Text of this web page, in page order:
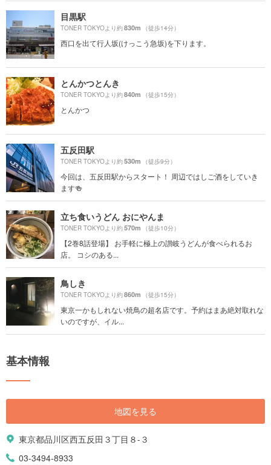
目黒駅
TONER TOKYOより約830m （徒歩14分）
西口を出て行人坂(けっこう急坂)を下ります。
とんかつとんき
TONER TOKYOより約840m （徒歩15分）
とんかつ
五反田駅
TONER TOKYOより約530m （徒歩9分）
今回は、五反田駅からスタート！ 周辺ではしご酒をしていき
ます🍻
立ち食いうどん おにやんま
TONER TOKYOより約570m （徒歩10分）
【2巻8話登場】 お手軽に極上の讃岐うどんが食べられるお
店。 コシのある...
鳥しき
TONER TOKYOより約860m （徒歩15分）
東京一かもしれない焼鳥の超名店です。予約はまあ絶対取れな
いのですが、イル...
基本情報
地図を見る
東京都品川区西五反田３丁目８-３
03-3494-8933